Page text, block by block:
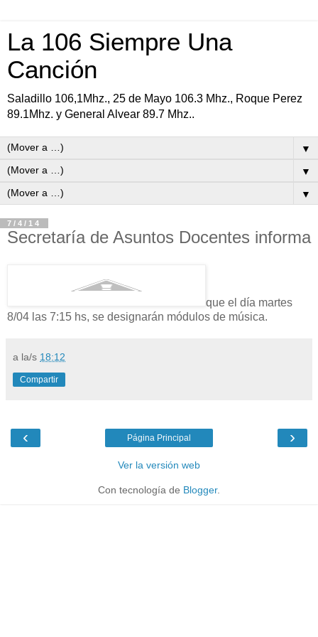
La 106 Siempre Una
Canción
Saladillo 106,1Mhz., 25 de Mayo 106.3 Mhz., Roque Perez
89.1Mhz. y General Alvear 89.7 Mhz..
▼
▼
▼
7/4/14
Secretaría de Asuntos Docentes informa
que el día martes
8/04 las 7:15 hs, se designarán módulos de música.
a la/s 18:12
Compartir
‹ ›
Página Principal
Ver la versión web
Con tecnología de Blogger.